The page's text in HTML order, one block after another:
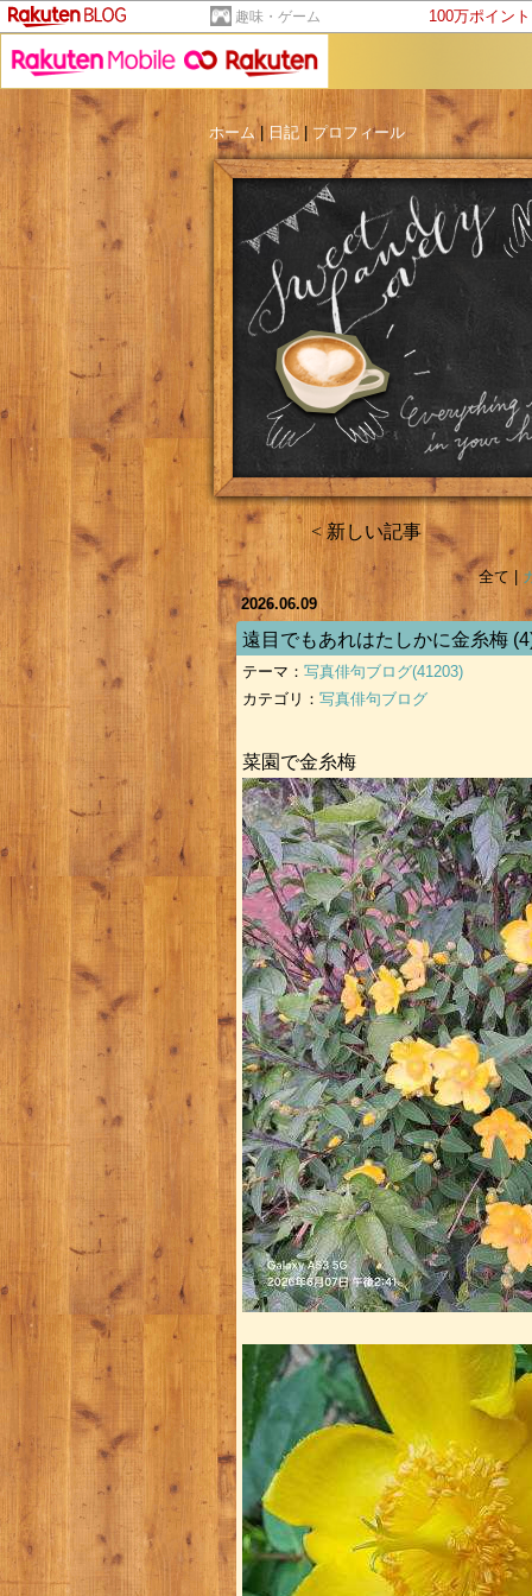
趣味・ゲーム 100万ポイン
ホーム | 日記 プロフィール
< 新しい記事
全て |
2026.06.09
遠目でもあれはたしかに金糸梅
テーマ： 写真俳句ブログ(41203)
カテゴリ： 写真俳句ブログ
菜園で金糸梅